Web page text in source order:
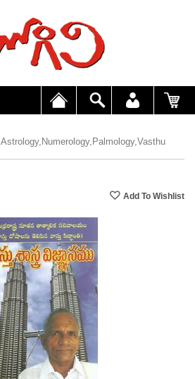
Astrology,Numerology,Palmology,Vasthu